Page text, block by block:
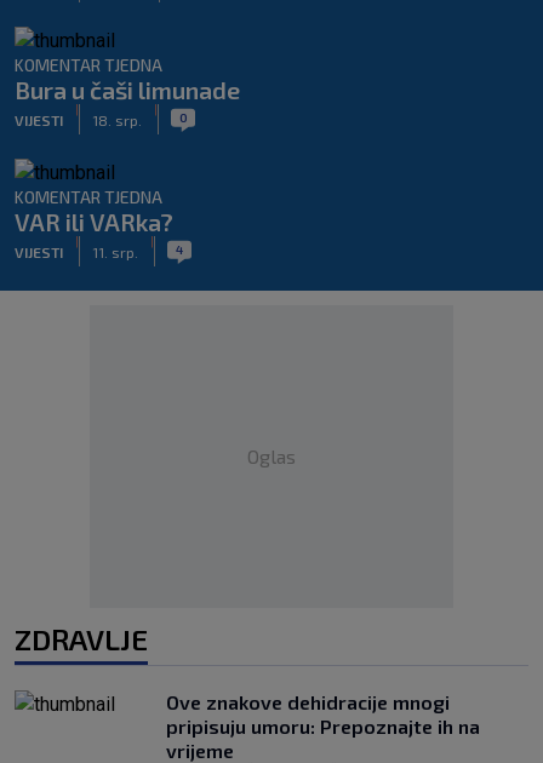
KOMENTAR TJEDNA
Bura u čaši limunade
VIJESTI 18. srp. 0
KOMENTAR TJEDNA
VAR ili VARka?
VIJESTI 11. srp. 4
Oglas
ZDRAVLJE
Ove znakove dehidracije mnogi
pripisuju umoru: Prepoznajte ih na
vrijeme